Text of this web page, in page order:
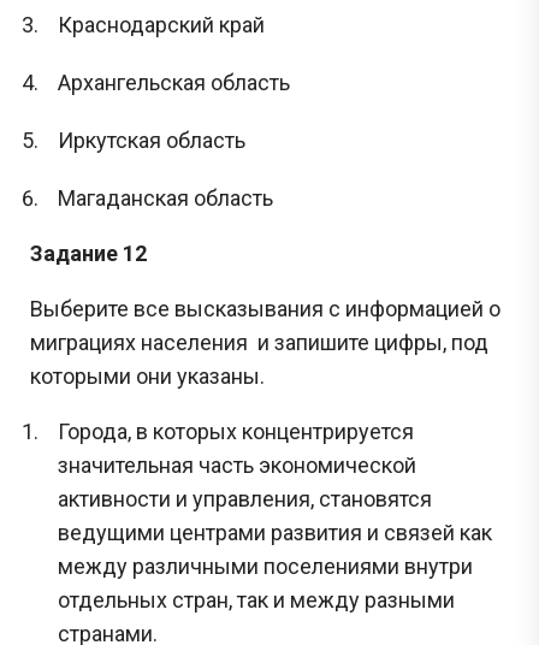
Краснодарский край
Архангельская область
Иркутская область
Магаданская область
Задание 12
Выберите все высказывания с информацией о
миграциях населения и запишите цифры, под
которыми они указаны.
Города, в которых концентрируется
значительная часть экономической
активности и управления, становятся
ведущими центрами развития и связей как
между различными поселениями внутри
отдельных стран, так и между разными
странами.